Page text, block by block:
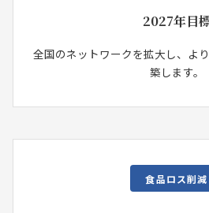
2027年目
全国のネットワークを拡大し、よ
築します。
食品ロス削減